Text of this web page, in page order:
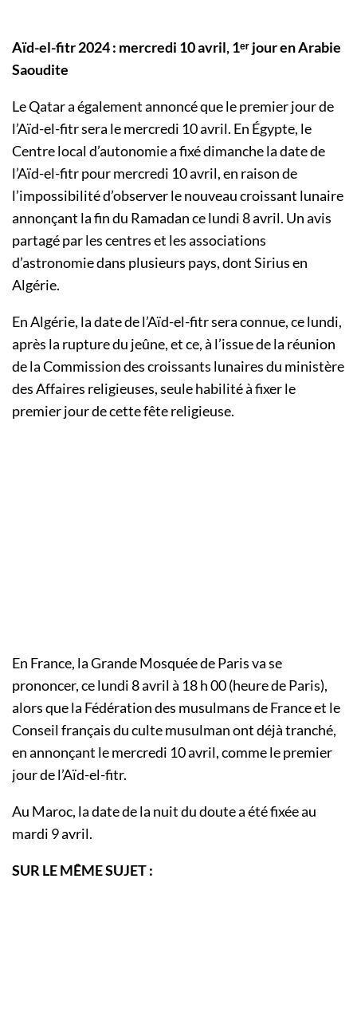
Aïd-el-fitr 2024 : mercredi 10 avril, 1ᵉʳ jour en Arabie
Saoudite
Le Qatar a également annoncé que le premier jour de
l’Aïd-el-fitr sera le mercredi 10 avril. En Égypte, le
Centre local d’autonomie a fixé dimanche la date de
l’Aïd-el-fitr pour mercredi 10 avril, en raison de
l’impossibilité d’observer le nouveau croissant lunaire
annonçant la fin du Ramadan ce lundi 8 avril. Un avis
partagé par les centres et les associations
d’astronomie dans plusieurs pays, dont Sirius en
Algérie.
En Algérie, la date de l’Aïd-el-fitr sera connue, ce lundi,
après la rupture du jeûne, et ce, à l’issue de la réunion
de la Commission des croissants lunaires du ministère
des Affaires religieuses, seule habilité à fixer le
premier jour de cette fête religieuse.
En France, la Grande Mosquée de Paris va se
prononcer, ce lundi 8 avril à 18 h 00 (heure de Paris),
alors que la Fédération des musulmans de France et le
Conseil français du culte musulman ont déjà tranché,
en annonçant le mercredi 10 avril, comme le premier
jour de l’Aïd-el-fitr.
Au Maroc, la date de la nuit du doute a été fixée au
mardi 9 avril.
SUR LE MÊME SUJET :